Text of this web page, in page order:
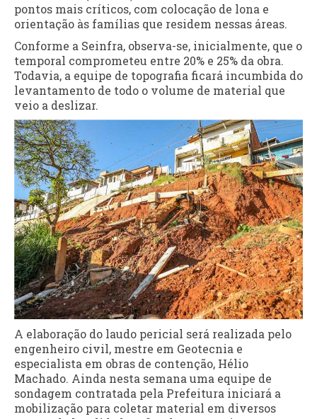
pontos mais críticos, com colocação de lona e
orientação às famílias que residem nessas áreas.
Conforme a Seinfra, observa-se, inicialmente, que o
temporal comprometeu entre 20% e 25% da obra.
Todavia, a equipe de topografia ficará incumbida do
levantamento de todo o volume de material que
veio a deslizar.
A elaboração do laudo pericial será realizada pelo
engenheiro civil, mestre em Geotecnia e
especialista em obras de contenção, Hélio
Machado. Ainda nesta semana uma equipe de
sondagem contratada pela Prefeitura iniciará a
mobilização para coletar material em diversos